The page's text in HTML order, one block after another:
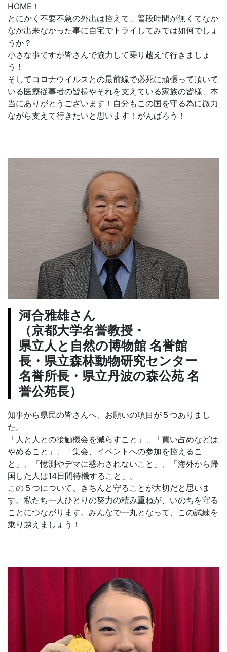
HOME！
とにかく不要不急の外出は控えて、普段時間が無くてなか
なか出来なかった事に自宅でトライしてみては如何でしょ
うか？
小さな事ですが皆さんで協力して乗り越えて行きましょ
う！
そしてコロナウイルスとの最前線で必死に頑張って頂いて
いる医療従事者の皆様やそれを支えている家族の皆様、本
当にありがとうございます！自分もこの国を守る為に微力
ながら支えて行きたいと思います！がんばろう！
河合雅雄さん
（京都大学名誉教授・
県立人と自然の博物館 名誉館
長・県立森林動物研究センター
名誉所長・県立丹波の森公苑 名
誉公苑長）
知事から県民の皆さんへ、お願いの項目が５つありまし
た。
「人と人との接触機会を減らすこと」、「買い占めなどは
やめること」、「集会、イベントへの参加を控えるこ
と」、「憶測やデマに惑わされないこと」、「海外から帰
国した人は14日間待機すること」。
この５つについて、きちんと守ることが大切だと思いま
す。私たち一人ひとりの努力の積み重ねが、いのちを守る
ことにつながります。みんなで一丸となって、この試練を
乗り越えましょう！